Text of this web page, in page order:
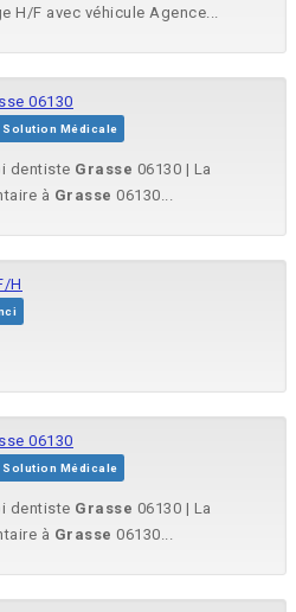
H/F avec véhicule Agence...
06130
Solution Médicale
dentiste Grasse 06130 | La
à Grasse 06130...
H
06130
Solution Médicale
dentiste Grasse 06130 | La
à Grasse 06130...